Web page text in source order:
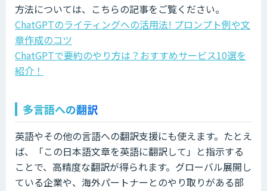
方法については、こちらの記事をご覧ください。
ChatGPTのライティングへの活用法! プロンプト例や文
章作成のコツ
ChatGPTで要約のやり方は？おすすめサービス10選を
紹介！
多言語への翻訳
英語やその他の言語への翻訳支援にも使えます。たとえ
ば、「この日本語文章を英語に翻訳して」と指示する
ことで、高精度な翻訳が得られます。グローバル展開し
ている企業や、海外パートナーとのやり取りがある部